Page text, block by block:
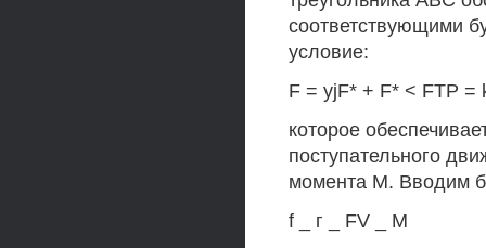
соответствующими
условие:
F = yjF* + F* < FTP =
которое
поступательного
момента М. Вводим
f _ г _ FV _ М